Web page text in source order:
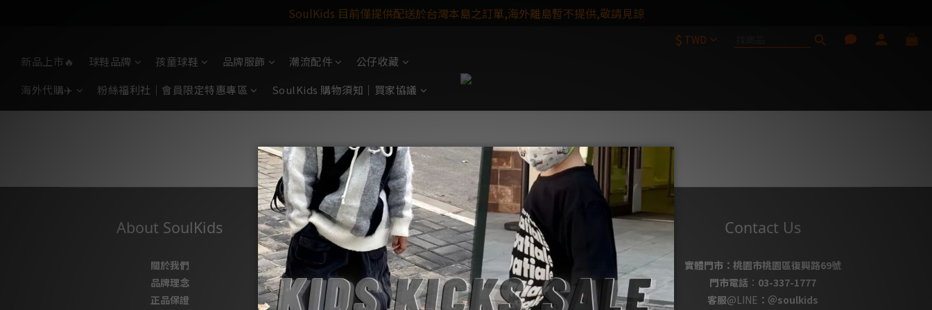
$ TWD
新品上市🔥 球鞋品牌 孩童球鞋 品牌服飾 潮流配件
公仔收藏
海外代購✈️
粉絲福利社｜會員限定特惠專區 SoulKids 購物須知｜買家協議
NEW BALANCE✈
About SoulKids
關於我們
品牌理念
正品保證
Soul Project
會員階級｜靈魂進化制度
會員禮遇｜階級專屬權益
靈魂能量｜紅利回饋機制
Customer Service
購物須知
購物代購
售後服務
Contact Us
實體門市： 桃園市桃園區復興路69號
門市電話： 03-337-1777
客服@LINE ： ＠soulkids
SoulKids 目前僅提供配送於台灣本島之訂單,海外離島暫不提供,敬請見諒